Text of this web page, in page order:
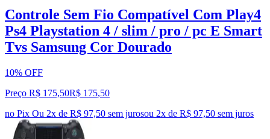
Controle Sem Fio Compatível Com Play4
Ps4 Playstation 4 / slim / pro / pc E Smart
Tvs Samsung Cor Dourado
10% OFF
Preço R$ 175,50R$ 175,50
no Pix Ou 2x de R$ 97,50 sem jurosou 2x de R$ 97,50 sem juros